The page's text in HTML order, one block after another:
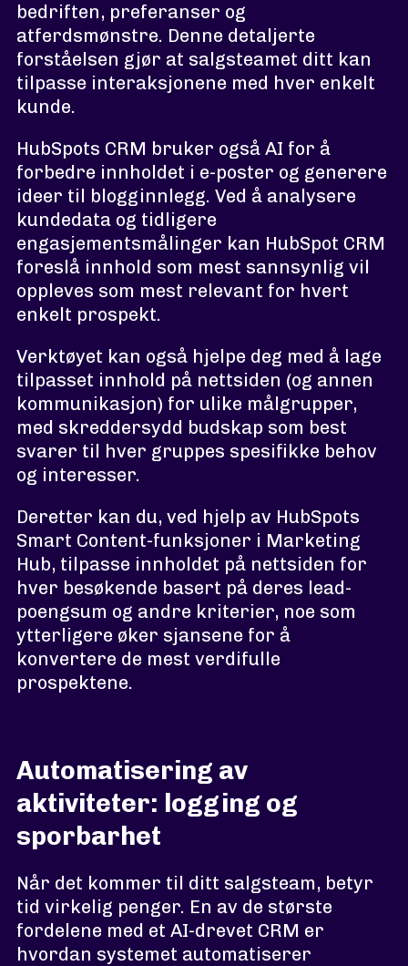
bedriften, preferanser og
atferdsmønstre. Denne detaljerte
forståelsen gjør at salgsteamet ditt kan
tilpasse interaksjonene med hver enkelt
kunde.
HubSpots CRM bruker også AI for å
forbedre innholdet i e-poster og generere
ideer til blogginnlegg. Ved å analysere
kundedata og tidligere
engasjementsmålinger kan HubSpot CRM
foreslå innhold som mest sannsynlig vil
oppleves som mest relevant for hvert
enkelt prospekt.
Verktøyet kan også hjelpe deg med å lage
tilpasset innhold på nettsiden (og annen
kommunikasjon) for ulike målgrupper,
med skreddersydd budskap som best
svarer til hver gruppes spesifikke behov
og interesser.
Deretter kan du, ved hjelp av HubSpots
Smart Content-funksjoner i Marketing
Hub, tilpasse innholdet på nettsiden for
hver besøkende basert på deres lead-
poengsum og andre kriterier, noe som
ytterligere øker sjansene for å
konvertere de mest verdifulle
prospektene.
Automatisering av
aktiviteter: logging og
sporbarhet
Når det kommer til ditt salgsteam, betyr
tid virkelig penger. En av de største
fordelene med et AI-drevet CRM er
hvordan systemet automatiserer